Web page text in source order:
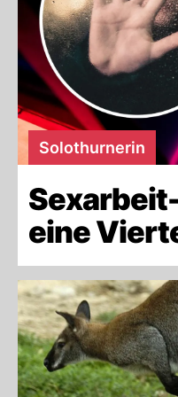
Solothurnerin
eine